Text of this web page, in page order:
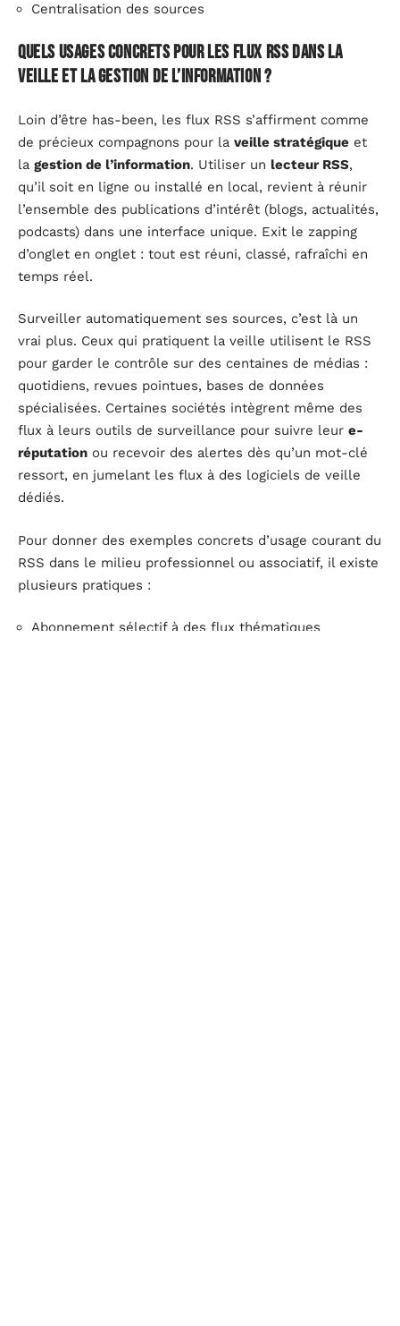
Centralisation des sources
Quels usages concrets pour les flux RSS dans la
veille et la gestion de l’information ?
Loin d’être has-been, les flux RSS s’affirment comme
de précieux compagnons pour la veille stratégique et
la gestion de l’information. Utiliser un lecteur RSS,
qu’il soit en ligne ou installé en local, revient à réunir
l’ensemble des publications d’intérêt (blogs, actualités,
podcasts) dans une interface unique. Exit le zapping
d’onglet en onglet : tout est réuni, classé, rafraîchi en
temps réel.
Surveiller automatiquement ses sources, c’est là un
vrai plus. Ceux qui pratiquent la veille utilisent le RSS
pour garder le contrôle sur des centaines de médias :
quotidiens, revues pointues, bases de données
spécialisées. Certaines sociétés intègrent même des
flux à leurs outils de surveillance pour suivre leur e-
réputation ou recevoir des alertes dès qu’un mot-clé
ressort, en jumelant les flux à des logiciels de veille
dédiés.
Pour donner des exemples concrets d’usage courant du
RSS dans le milieu professionnel ou associatif, il existe
plusieurs pratiques :
Abonnement sélectif à des flux thématiques